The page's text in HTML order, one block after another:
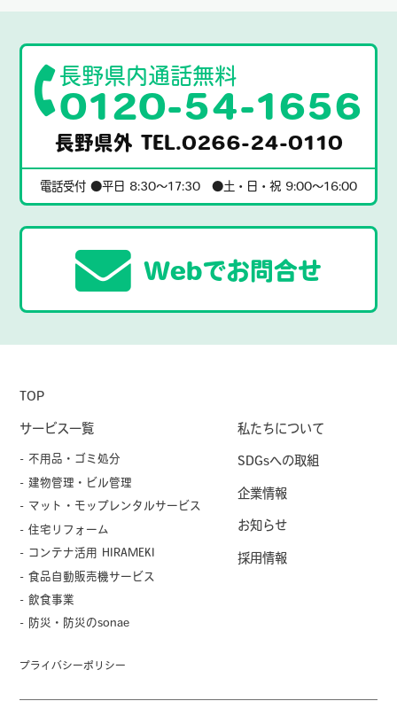
長野県内通話無料
0120-54-1656
長野県外 TEL.0266-24-0110
電話受付 ●平日 8:30〜17:30 ●土・日・祝 9:00〜16:00
Webでお問合せ
TOP
サービス一覧
- 不用品・ゴミ処分
- 建物管理・ビル管理
- マット・モップレンタルサービス
- 住宅リフォーム
- コンテナ活用 HIRAMEKI
- 食品自動販売機サービス
- 飲食事業
- 防災・防災のsonae
私たちについて
SDGsへの取組
企業情報
お知らせ
採用情報
プライバシーポリシー